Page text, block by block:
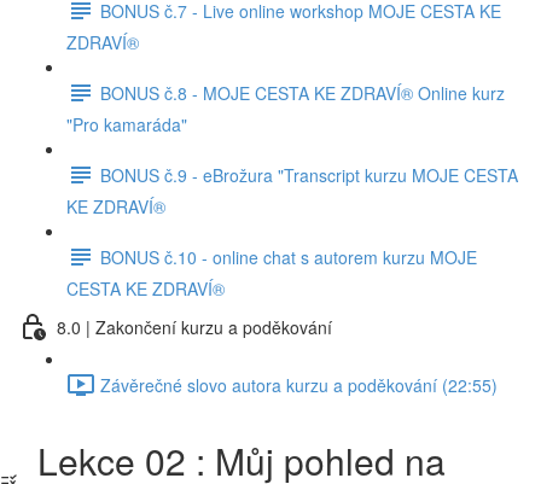
BONUS č.7 - Live online workshop MOJE CESTA KE
ZDRAVÍ®
BONUS č.8 - MOJE CESTA KE ZDRAVÍ® Online kurz
"Pro kamaráda"
BONUS č.9 - eBrožura "Transcript kurzu MOJE CESTA
KE ZDRAVÍ®
BONUS č.10 - online chat s autorem kurzu MOJE
CESTA KE ZDRAVÍ®
8.0 | Zakončení kurzu a poděkování
Závěrečné slovo autora kurzu a poděkování (22:55)
Lekce 02 : Můj pohled na